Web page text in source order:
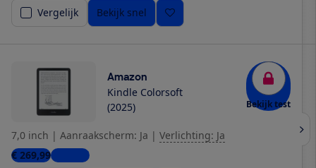
Vergelijk
Bekijk snel
Amazon
Kindle Colorsoft
(2025)
Bekijk test
7,0 inch | Aanraakscherm: Ja | Verlichting: Ja
€ 269,991 winkel